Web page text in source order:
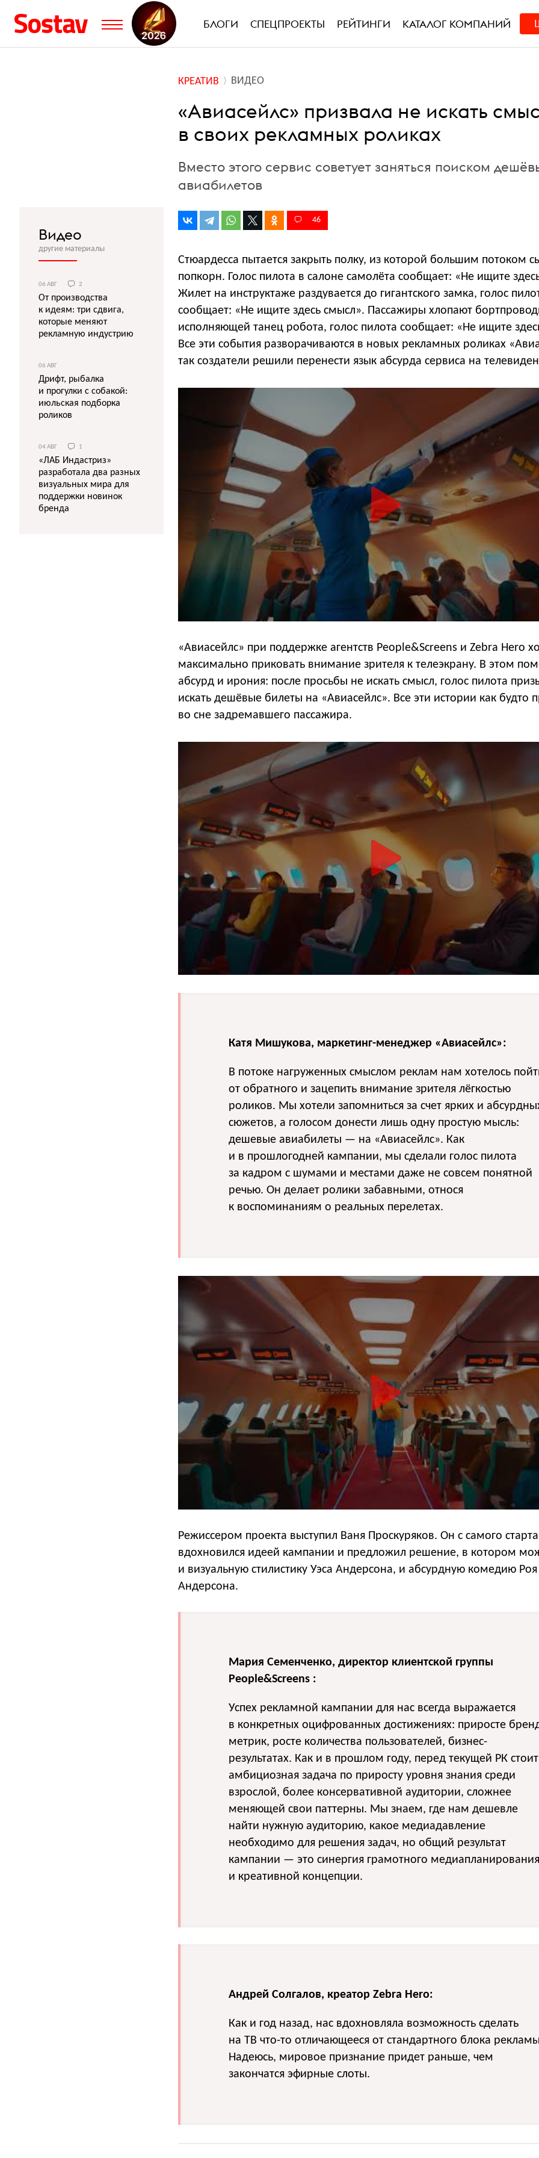
БЛОГИ СПЕЦПРОЕКТЫ РЕЙТИНГИ КАТАЛОГ КОМПАНИЙ
КРЕАТИВ ВИДЕО
«Авиасейлс» призвала не искать
в своих рекламных роликах
Вместо этого сервис советует заняться поиском
авиабилетов
46
Стюардесса пытается закрыть полку, из которой большим потоком
попкорн. Голос пилота в салоне самолёта сообщает: «Не ищите
Жилет на инструктаже раздувается до гигантского замка, голос
сообщает: «Не ищите здесь смысл». Пассажиры хлопают
исполняющей танец робота, голос пилота сообщает: «Не ищите
Все эти события разворачиваются в новых рекламных роликах
так создатели решили перенести язык абсурда сервиса на
«Авиасейлс» при поддержке агентств People&Screens и Zebra Hero
максимально приковать внимание зрителя к телеэкрану. В этом
абсурд и ирония: после просьбы не искать смысл, голос пилота
искать дешёвые билеты на «Авиасейлс». Все эти истории как будто
во сне задремавшего пассажира.
Катя Мишукова, маркетинг-менеджер «Авиасейлс»:
В потоке нагруженных смыслом реклам нам хотелось
от обратного и зацепить внимание зрителя лёгкостью
роликов. Мы хотели запомниться за счет ярких и
сюжетов, а голосом донести лишь одну простую мысль:
дешевые авиабилеты — на «Авиасейлс». Как
и в прошлогодней кампании, мы сделали голос пилота
за кадром с шумами и местами даже не совсем понятной
речью. Он делает ролики забавными, относя
к воспоминаниям о реальных перелетах.
Режиссером проекта выступил Ваня Проскуряков. Он с самого старта
вдохновился идеей кампании и предложил решение, в котором
и визуальную стилистику Уэса Андерсона, и абсурдную комедию Роя
Андерсона.
Мария Семенченко, директор клиентской группы
People&Screens :
Успех рекламной кампании для нас всегда выражается
в конкретных оцифрованных достижениях: приросте
метрик, росте количества пользователей, бизнес-
результатах. Как и в прошлом году, перед текущей РК стоит
амбициозная задача по приросту уровня знания среди
взрослой, более консервативной аудитории, сложнее
меняющей свои паттерны. Мы знаем, где нам дешевле
найти нужную аудиторию, какое медиадавление
необходимо для решения задач, но общий результат
кампании — это синергия грамотного медиапланирования
и креативной концепции.
Андрей Солгалов, креатор Zebra Hero:
Как и год назад, нас вдохновляла возможность сделать
на ТВ что-то отличающееся от стандартного блока
Надеюсь, мировое признание придет раньше, чем
закончатся эфирные слоты.
Видео
другие материалы
06 АВГ 2
От производства
к идеям: три сдвига,
которые меняют
рекламную индустрию
06 АВГ
Дрифт, рыбалка
и прогулки с собакой:
июльская подборка
роликов
04 АВГ 1
«ЛАБ Индастриз»
разработала два разных
визуальных мира для
поддержки новинок
бренда